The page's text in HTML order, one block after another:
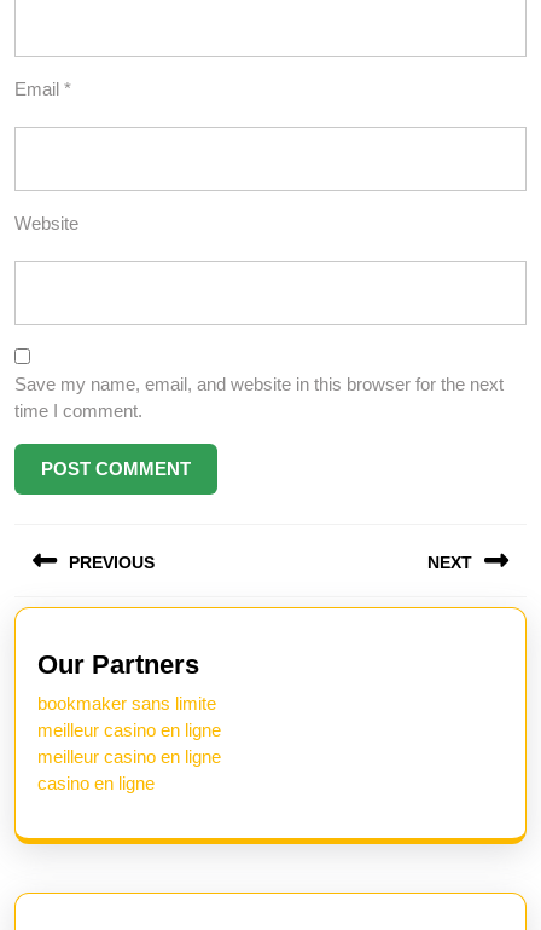
Email *
Website
Save my name, email, and website in this browser for the next
time I comment.
navigation
PREVIOUS
Previous
post:
NEXT
Our Partners
bookmaker sans limite
meilleur casino en ligne
meilleur casino en ligne
casino en ligne